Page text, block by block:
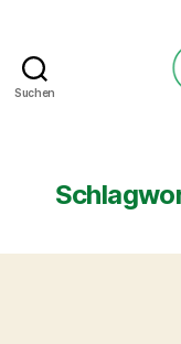
Suchen